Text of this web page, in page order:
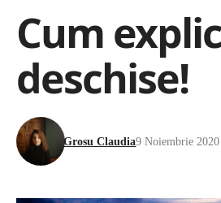
Cum
deschise!
Grosu Claudia9 Noiembrie 2020